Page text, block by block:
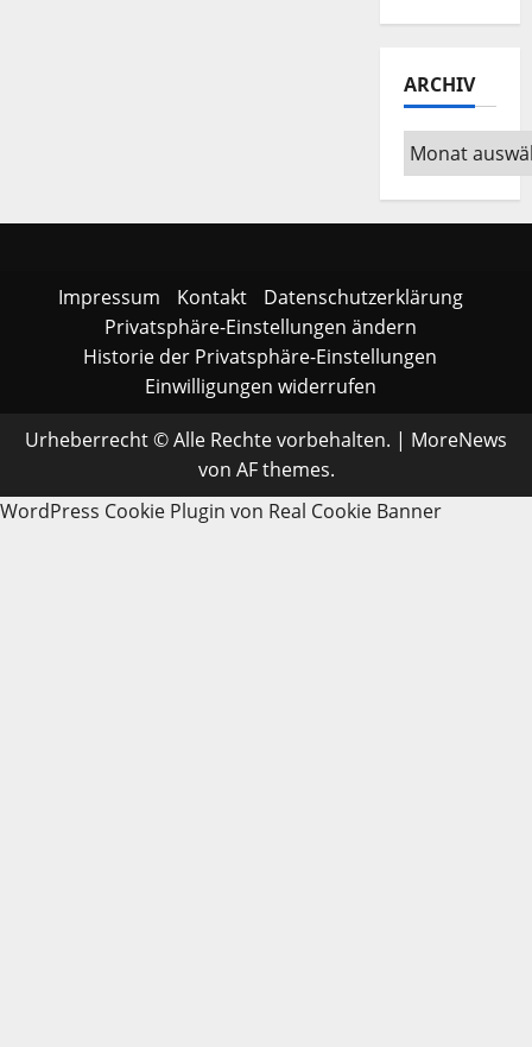
ARCHIV
Archiv
Impressum Kontakt
Datenschutzerklärung
Privatsphäre-Einstellungen ändern
Historie der Privatsphäre-Einstellungen
Einwilligungen widerrufen
Urheberrecht © Alle Rechte vorbehalten. | MoreNews
von AF themes.
WordPress Cookie Plugin von Real Cookie Banner